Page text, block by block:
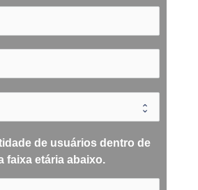
de usuários dentro de
faixa etária abaixo.